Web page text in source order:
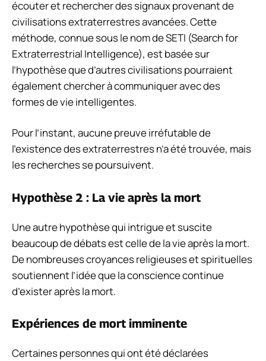
écouter et rechercher des signaux provenant de
civilisations extraterrestres avancées. Cette
méthode, connue sous le nom de SETI (Search for
Extraterrestrial Intelligence), est basée sur
l’hypothèse que d’autres civilisations pourraient
également chercher à communiquer avec des
formes de vie intelligentes.
Pour l’instant, aucune preuve irréfutable de
l’existence des extraterrestres n’a été trouvée, mais
les recherches se poursuivent.
Hypothèse 2 : La vie après la mort
Une autre hypothèse qui intrigue et suscite
beaucoup de débats est celle de la vie après la mort.
De nombreuses croyances religieuses et spirituelles
soutiennent l’idée que la conscience continue
d’exister après la mort.
Expériences de mort imminente
Certaines personnes qui ont été déclarées